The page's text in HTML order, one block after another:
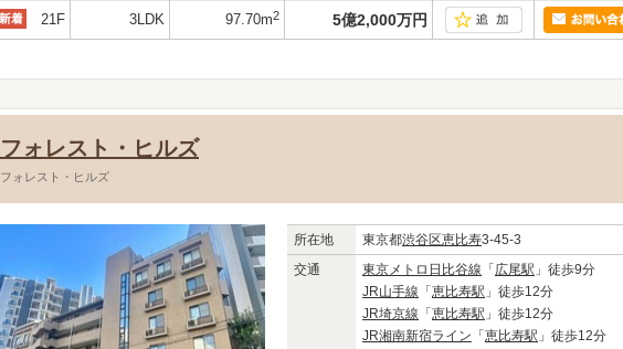
21F 3LDK 97.70m2 5億2,000万円
フォレスト・ヒルズ
フォレスト・ヒルズ
所在地 東京都渋谷区恵比寿3-45-3
交通
東京メトロ日比谷線 「 広尾駅 」徒歩9分
JR山手線 「 恵比寿駅 」徒歩12分
JR埼京線 「 恵比寿駅 」徒歩12分
JR湘南新宿ライン 「 恵比寿駅 」徒歩12分